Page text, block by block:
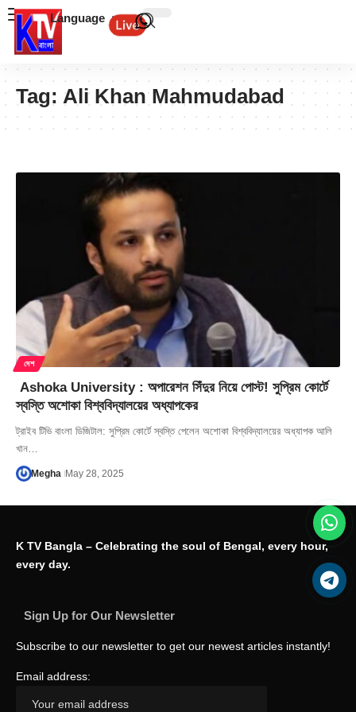
Language
Tag: Ali Khan Mahmudabad
দেশ
Ashoka University : অপারেশন সিঁদুর নিয়ে পোস্ট! সুপ্রিম কোর্টে
স্বস্তি অশোকা বিশ্ববিদ্যালয়ের অধ্যাপকের
ট্রাইব টিভি বাংলা ডিজিটাল: সুপ্রিম কোর্টে স্বস্তি পেলেন অশোকা বিশ্ববিদ্যালয়ের অধ্যাপক আলি
খান…
Megha May 28, 2025
K TV Bangla – Celebrating the soul of Bengal, every hour,
every day.
Sign Up for Our Newsletter
Subscribe to our newsletter to get our newest articles instantly!
Email address: